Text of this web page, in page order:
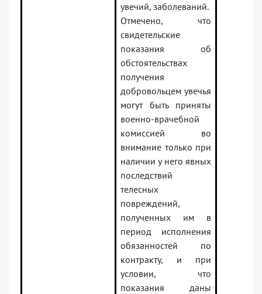
увечий, заболеваний.
Отмечено, что
свидетельские
показания об
обстоятельствах
получения
добровольцем увечья
могут быть приняты
военно-врачебной
комиссией во
внимание только при
наличии у него явных
последствий
телесных
повреждений,
полученных им в
период исполнения
обязанностей по
контракту, и при
условии, что
показания даны